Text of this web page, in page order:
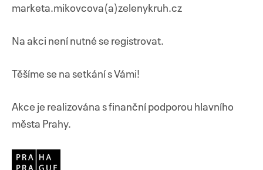
marketa.mikovcova(a)zelenykruh.cz
Na akci není nutné se registrovat.
Těšíme se na setkání s Vámi!
Akce je realizována s finanční podporou hlavního
města Prahy.